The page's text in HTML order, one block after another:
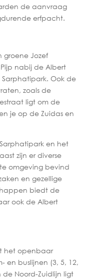
de aanvraag
erfpacht.
Jozef
nabij de Albert
Ook de
zoals de
ligt om de
je op de Zuidas en
en het
zijn er diverse
omgeving bevind
en gezellige
biedt de
ook de Albert
het openbaar
en buslijnen (3, 5, 12,
Noord-Zuidlijn ligt